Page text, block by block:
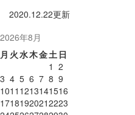
2020.12.22更新
2026年8月
月 火水木金土 日
1 2
3 4 5 6 7 8 9
1011 1213141516
17181920212223